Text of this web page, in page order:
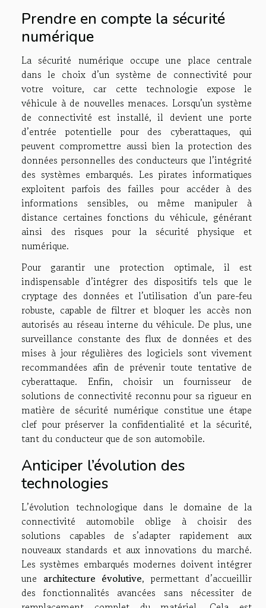
Prendre en compte la sécurité
numérique
La sécurité numérique occupe une place centrale
dans le choix d’un système de connectivité pour
votre voiture, car cette technologie expose le
véhicule à de nouvelles menaces. Lorsqu’un système
de connectivité est installé, il devient une porte
d’entrée potentielle pour des cyberattaques, qui
peuvent compromettre aussi bien la protection des
données personnelles des conducteurs que l’intégrité
des systèmes embarqués. Les pirates informatiques
exploitent parfois des failles pour accéder à des
informations sensibles, ou même manipuler à
distance certaines fonctions du véhicule, générant
ainsi des risques pour la sécurité physique et
numérique.
Pour garantir une protection optimale, il est
indispensable d’intégrer des dispositifs tels que le
cryptage des données et l’utilisation d’un pare-feu
robuste, capable de filtrer et bloquer les accès non
autorisés au réseau interne du véhicule. De plus, une
surveillance constante des flux de données et des
mises à jour régulières des logiciels sont vivement
recommandées afin de prévenir toute tentative de
cyberattaque. Enfin, choisir un fournisseur de
solutions de connectivité reconnu pour sa rigueur en
matière de sécurité numérique constitue une étape
clef pour préserver la confidentialité et la sécurité,
tant du conducteur que de son automobile.
Anticiper l’évolution des
technologies
L’évolution technologique dans le domaine de la
connectivité automobile oblige à choisir des
solutions capables de s’adapter rapidement aux
nouveaux standards et aux innovations du marché.
Les systèmes embarqués modernes doivent intégrer
une architecture évolutive, permettant d’accueillir
des fonctionnalités avancées sans nécessiter de